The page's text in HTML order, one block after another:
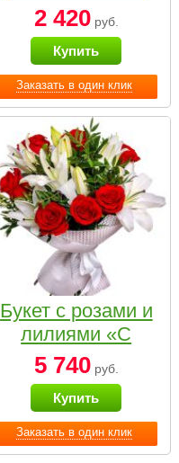
Заказать в один клик
2 420руб.
Купить
Заказать в один клик
Букет с розами и
лилиями «С
наилучшими
пожеланиями»
5 740руб.
Купить